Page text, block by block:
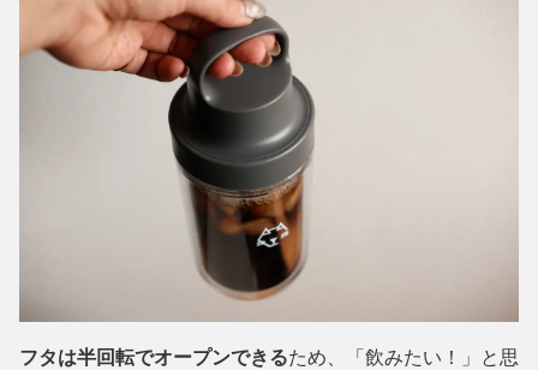
フタは半回転でオープンできるため、「飲みたい！」と思